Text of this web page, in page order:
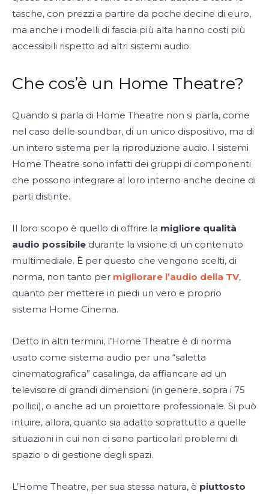
tasche, con prezzi a partire da poche decine di euro,
ma anche i modelli di fascia più alta hanno costi più
accessibili rispetto ad altri sistemi audio.
Che cos’è un Home Theatre?
Quando si parla di Home Theatre non si parla, come
nel caso delle soundbar, di un unico dispositivo, ma di
un intero sistema per la riproduzione audio. I sistemi
Home Theatre sono infatti dei gruppi di componenti
che possono integrare al loro interno anche decine di
parti distinte.
Il loro scopo è quello di offrire la migliore qualità
audio possibile durante la visione di un contenuto
multimediale. È per questo che vengono scelti, di
norma, non tanto per migliorare l’audio della TV,
quanto per mettere in piedi un vero e proprio
sistema Home Cinema.
Detto in altri termini, l’Home Theatre è di norma
usato come sistema audio per una “saletta
cinematografica” casalinga, da affiancare ad un
televisore di grandi dimensioni (in genere, sopra i 75
pollici), o anche ad un proiettore professionale. Si può
intuire, allora, quanto sia adatto soprattutto a quelle
situazioni in cui non ci sono particolari problemi di
spazio o di gestione degli spazi.
L’Home Theatre, per sua stessa natura, è piuttosto